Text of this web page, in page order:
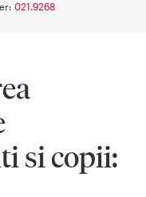
021.9268
si copii: